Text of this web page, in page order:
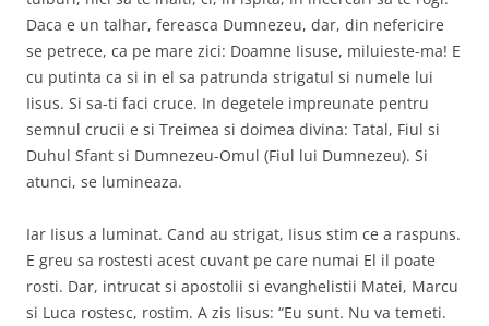
Daca e un talhar, fereasca Dumnezeu, dar, din nefericire
se petrece, ca pe mare zici: Doamne Iisuse, miluieste-ma! E
cu putinta ca si in el sa patrunda strigatul si numele lui
Iisus. Si sa-ti faci cruce. In degetele impreunate pentru
semnul crucii e si Treimea si doimea divina: Tatal, Fiul si
Duhul Sfant si Dumnezeu-Omul (Fiul lui Dumnezeu). Si
atunci, se lumineaza.
Iar Iisus a luminat. Cand au strigat, Iisus stim ce a raspuns.
E greu sa rostesti acest cuvant pe care numai El il poate
rosti. Dar, intrucat si apostolii si evanghelistii Matei, Marcu
si Luca rostesc, rostim. A zis Iisus: “Eu sunt. Nu va temeti.